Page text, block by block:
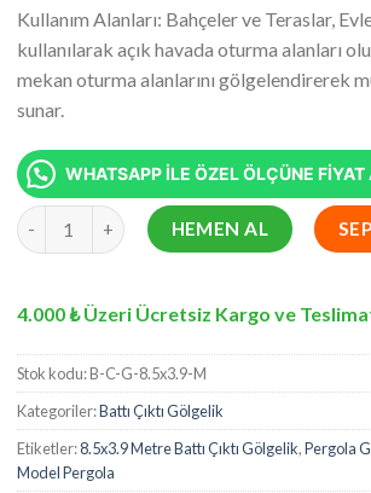
5 üzerinden
5.00puan
aldı
₺21.630,37.
Kullanım Alanları: Bahçeler ve Teraslar,
kullanılarak açık havada oturma alanları
mekan oturma alanlarını gölgelendirerek
sunar.
WHATSAPP İLE ÖZEL ÖLÇÜNE FİYAT
8.5x3.9 Metre Battı Çıktı Gölgelik, Pergola
HEMEN AL
4.000 ₺ Üzeri Ücretsiz Kargo ve
Stok kodu:B-C-G-8.5x3.9-M
Kategoriler:Battı Çıktı Gölgelik
Etiketler:8.5x3.9 Metre Battı Çıktı Gölgelik,Pergola
Model Pergola